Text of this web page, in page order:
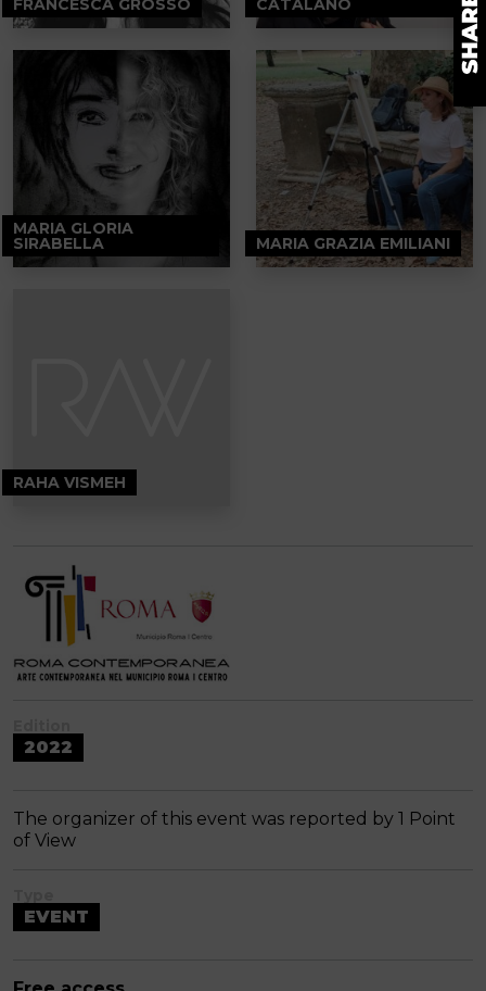
FRANCESCA GROSSO CATALANO
MARIA GLORIA
SIRABELLA MARIA GRAZIA EMILIANI
RAHA VISMEH
2022
The organizer of this event was reported by 1 Point
of View
EVENT